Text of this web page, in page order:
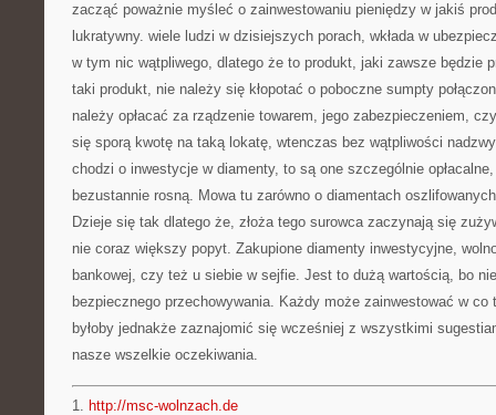
zacząć poważnie myśleć o zainwestowaniu pieniędzy w jakiś
lukratywny. wiele ludzi w dzisiejszych porach, wkłada w
w tym nic wątpliwego, dlatego że to produkt, jaki zawsze będzie
taki produkt, nie należy się kłopotać o poboczne sumpty
należy opłacać za rządzenie towarem, jego zabezpieczeniem,
się sporą kwotę na taką lokatę, wtenczas bez wątpliwości
chodzi o inwestycje w diamenty, to są one szczególnie
bezustannie rosną. Mowa tu zarówno o diamentach
Dzieje się tak dlatego że, złoża tego surowca zaczynają się
nie coraz większy popyt. Zakupione diamenty inwestycyjne,
bankowej, czy też u siebie w sejfie. Jest to dużą wartością, bo
bezpiecznego przechowywania. Każdy może zainwestować w
byłoby jednakże zaznajomić się wcześniej z wszystkimi
nasze wszelkie oczekiwania.
1. http://msc-wolnzach.de